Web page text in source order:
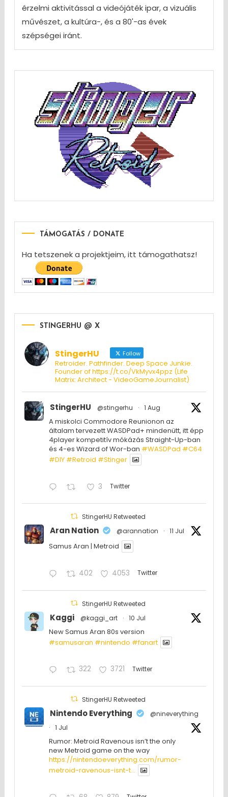
érzelmi aktivitással a videójáték ipar, a vizuális
művészet, a kultúra-, és a 80'-as évek
szépségei iránt.
TÁMOGATÁS / DONATE
Ha tetszenek a projektjeim, itt támogathatsz!
STINGERHU @ X
StingerHU Follow
Retroider. Pathfinder. Deep Space Junkie.
Founder of https://t.co/VkMyvx4ppz (Life
Matrix: Architect - VideoGameJournalist)
StingerHU @stingerhu · 1 Aug
A miskolci Commodore Reunionon az
általam tervezett WASDPad+ mindenütt, itt épp
4player kompetitív mókázás Straight-Up-ban
és 4-es Wizard of Wor-ban #WASDPad #C64
#DIY #Retroid #Stinger
3 Twitter
StingerHU Retweeted
Aran Nation @arannation · 11 Jul
Samus Aran | Metroid
402 4053 Twitter
StingerHU Retweeted
Kaggi @kaggi_art · 10 Jul
New Samus Aran 80s version
#samusaran #nintendo #fanartㅤㅤㅤㅤ
322 3721 Twitter
StingerHU Retweeted
Nintendo Everything
@nineverything
·
1 Jul
Rumor: Metroid Ravenous isn’t the only
new Metroid game on the way
https://nintendoeverything.com/rumor-
metroid-ravenous-isnt-t...